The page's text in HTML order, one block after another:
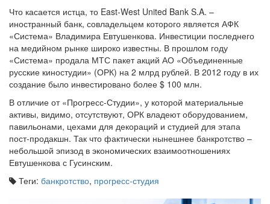
Что касается истца, то East-West United Bank S.A. –
иностранный банк, совладельцем которого является АФК
«Система» Владимира Евтушенкова. Инвестиции последнего
на медийном рынке широко известны. В прошлом году
«Система» продала МТС пакет акций АО «Объединенные
русские киностудии» (ОРК) на 2 млрд рублей. В 2012 году в их
создание было инвестировано более $ 100 млн.
В отличие от «Прогресс-Студии», у которой материальные
активы, видимо, отсутствуют, ОРК владеют оборудованием,
павильонами, цехами для декораций и студией для этапа
пост-продакшн. Так что фактически нынешнее банкротство –
небольшой эпизод в экономических взаимоотношениях
Евтушенкова с Гусинским.
Теги: банкротство, прогресс-студия